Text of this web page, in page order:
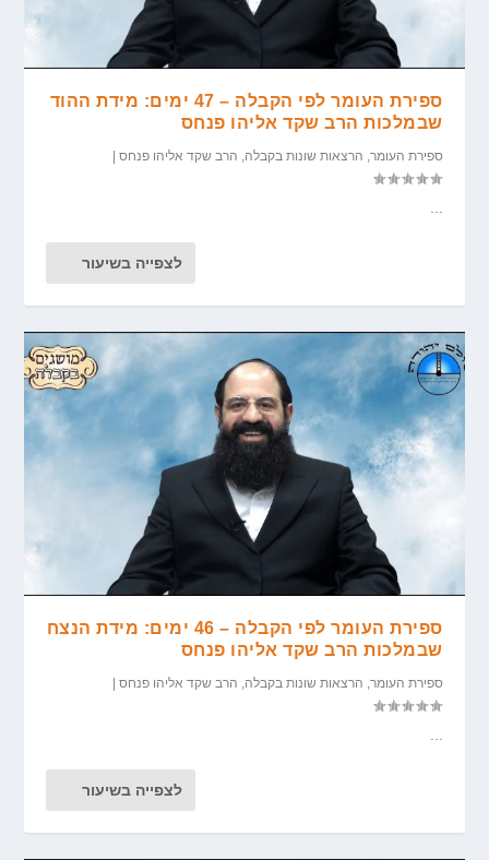
ספירת העומר לפי הקבלה – 47 ימים: מידת ההוד
שבמלכות הרב שקד אליהו פנחס
ספירת העומר, הרצאות שונות בקבלה, הרב שקד אליהו פנחס
לצפייה בשיעור
ספירת העומר לפי הקבלה – 46 ימים: מידת הנצח
שבמלכות הרב שקד אליהו פנחס
ספירת העומר הרצאות שונות בקבלה הרב שקד אליהו פנחס |
לצפייה בשיעור